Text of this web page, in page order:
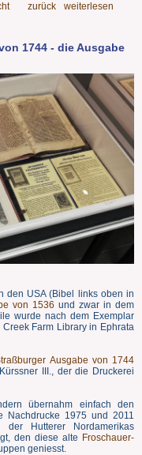
zurück weiterlesen
1744 - die Ausgabe
den USA (Bibel links oben in
von 1536 und zwar in dem
wurde nach dem Exemplar
Farm Library in Ephrata
Ausgabe von 1744
III., der die Druckerei
übernahm einfach den
Nachdrucke 1975 und 2011
Hutterer Nordamerikas
den diese alte Froschauer-
geniesst.